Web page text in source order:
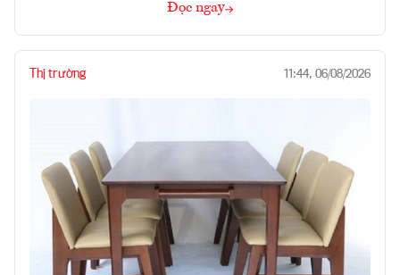
Đọc ngay
Thị trường 11:44, 06/08/2026